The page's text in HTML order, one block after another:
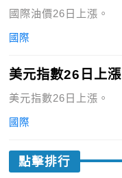
國際油價26日上漲。
國際
美元指數26日上漲
美元指數26日上漲。
國際
點擊排行